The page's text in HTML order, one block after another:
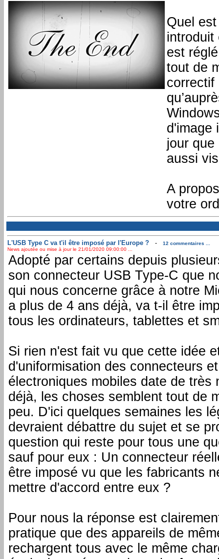
Quel
introduit
est
tout de
d'image
jour que
aussi
A
votre
L'USB Type C va t'il être imposé par l'Europe ? -
12 commentaires ...
News ajoutée ou mise à jour le 21/01/2020 09:00:00 ...
Adopté par certains depuis
son connecteur USB Type-C que
qui nous concerne grâce à notre
a plus de 4 ans déjà, va t-il être
tous les ordinateurs, tablettes et
Si rien n'est fait vu que cette idée
d'uniformisation des connecteurs
électroniques mobiles date de très
déjà, les choses semblent tout de
peu. D'ici quelques semaines les
devraient débattre du sujet et se
question qui reste pour tous une
sauf pour eux : Un connecteur
être imposé vu que les fabricants
mettre d'accord entre eux ?
Pour nous la réponse est
pratique que des appareils de
rechargent tous avec le même